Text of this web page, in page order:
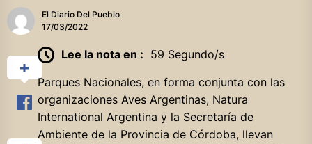
El Diario Del Pueblo
17/03/2022
Lee la nota en : 59 Segundo/s
Parques Nacionales, en forma conjunta con las
organizaciones Aves Argentinas, Natura
International Argentina y la Secretaría de
Ambiente de la Provincia de Córdoba, llevan